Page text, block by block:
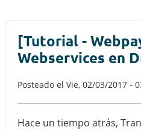
[Tutorial -
Webservices en
Posteado el Vie, 02/03/2017 -
Hace un tiempo atrás,